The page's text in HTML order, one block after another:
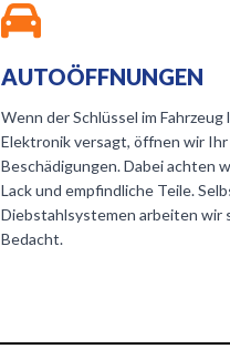
AUTOÖFFNUNGEN
Wenn der Schlüssel im
Elektronik versagt, öffnen wir
Beschädigungen. Dabei achten
Lack und empfindliche Teile.
Diebstahlsystemen arbeiten wir
Bedacht.